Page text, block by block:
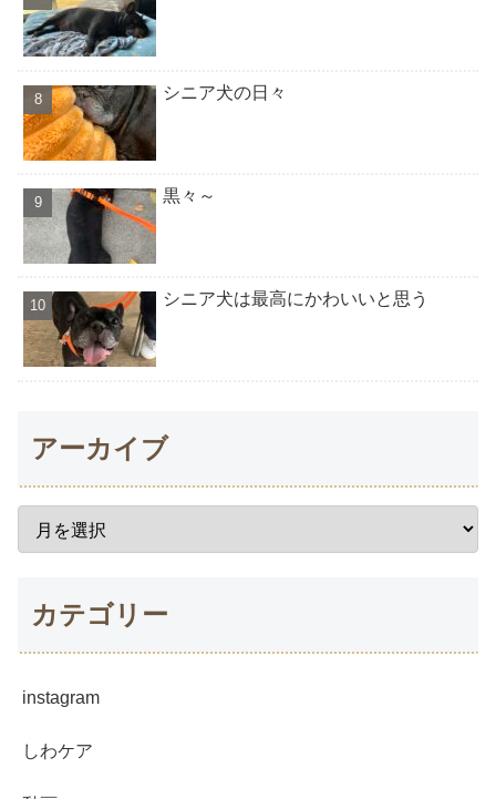
シニア犬の日々
黒々～
シニア犬は最高にかわいいと思う
アーカイブ
カテゴリー
instagram
しわケア